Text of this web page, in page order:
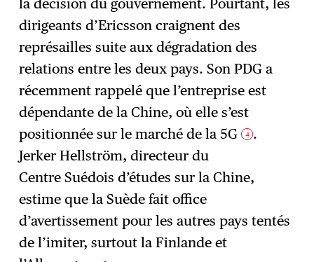
dirigeants d’Ericsson craignent des
représailles suite aux dégradation des
relations entre les deux pays. Son PDG a
récemment rappelé que l’entreprise est
dépendante de la Chine, où elle s’est
positionnée sur le marché de la 5G 4 .
Jerker Hellström, directeur du
Centre Suédois d’études sur la Chine,
estime que la Suède fait office
d’avertissement pour les autres pays tentés
de l’imiter, surtout la Finlande et